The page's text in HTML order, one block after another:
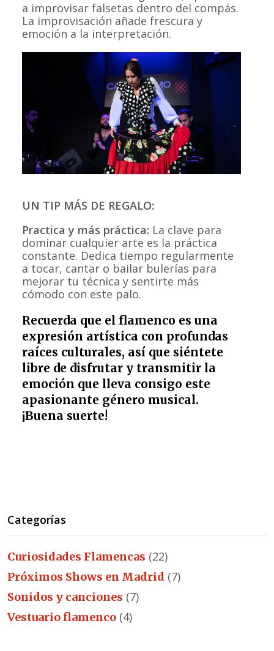
a improvisar falsetas dentro del compás.
La improvisación añade frescura y
emoción a la interpretación.
UN TIP MÁS DE REGALO:
Practica y más práctica: La clave para
dominar cualquier arte es la práctica
constante. Dedica tiempo regularmente
a tocar, cantar o bailar bulerías para
mejorar tu técnica y sentirte más
cómodo con este palo.
Recuerda que el flamenco es una
expresión artística con profundas
raíces culturales, así que siéntete
libre de disfrutar y transmitir la
emoción que lleva consigo este
apasionante género musical.
¡Buena suerte!
Categorías
Curiosidades Flamencas (22)
Próximos Shows en Madrid (7)
Sonidos y canciones (7)
Vestuario flamenco (4)